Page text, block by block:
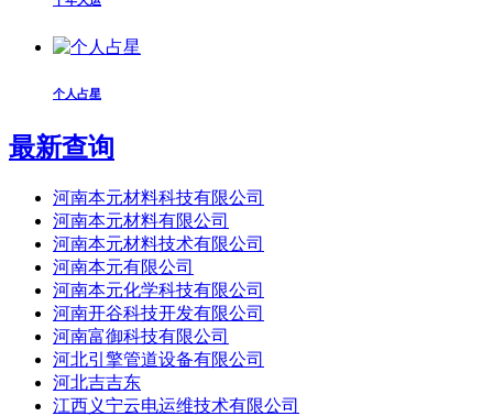
个人占星
最新查询
河南本元材料科技有限公司
河南本元材料有限公司
河南本元材料技术有限公司
河南本元有限公司
河南本元化学科技有限公司
河南开谷科技开发有限公司
河南富御科技有限公司
河北引擎管道设备有限公司
河北吉吉东
江西义宁云电运维技术有限公司